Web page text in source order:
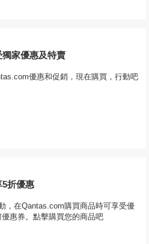
家優惠及特賣
優惠和促銷，現在購買，行動吧
5折優惠
，在Qantas.com購買商品時可享受優
惠券。點擊購買您的商品吧